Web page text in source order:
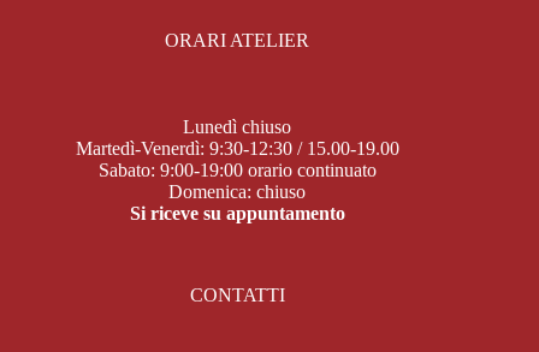
ORARI ATELIER
Lunedì chiuso
Martedì-Venerdì: 9:30-12:30 / 15.00-19.00
Sabato: 9:00-19:00 orario continuato
Domenica: chiuso
Si riceve su appuntamento
CONTATTI